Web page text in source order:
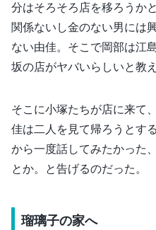
分はそろそろ店を移ろうか
関係ないし金のない男には
ない由佳。そこで岡部は江
坂の店がヤバいらしいと教え
そこに小塚たちが店に来て
佳は二人を見て帰ろうとす
から一度話してみたかった
とか。と告げるのだった。
瑠璃子の家へ